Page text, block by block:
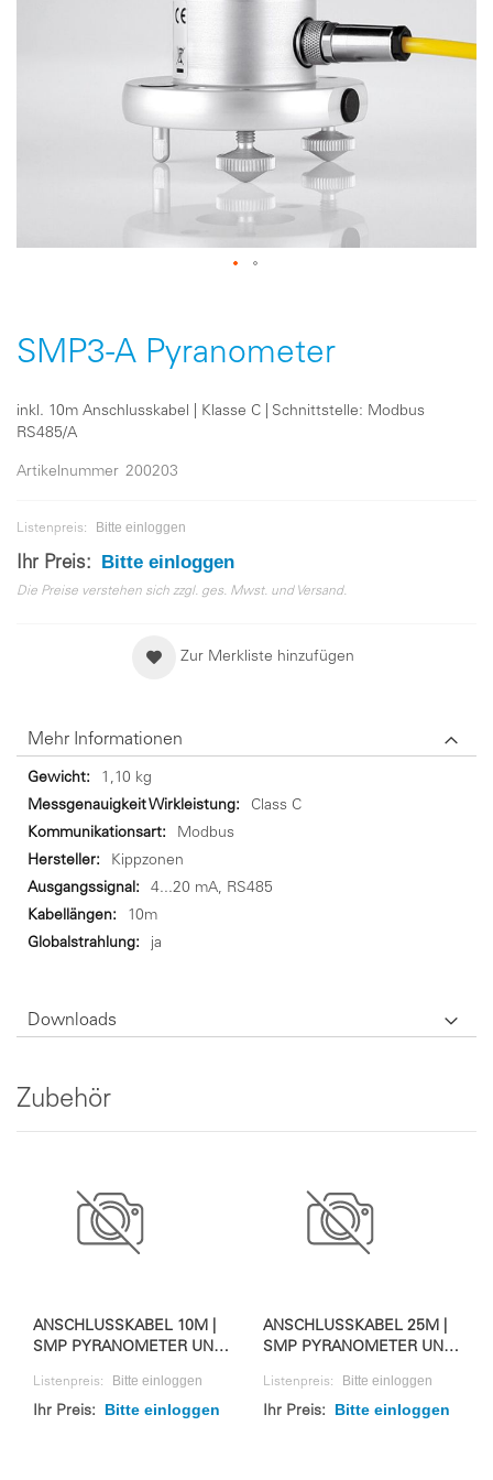
Bildergalerie
SMP3-A Pyranometer
inkl. 10m Anschlusskabel | Klasse C | Schnittstelle: Modbus
RS485/A
Artikelnummer 200203
Listenpreis: Bitte einloggen
Ihr Preis: Bitte einloggen
Die Preise verstehen sich zzgl. ges. Mwst. und Versand.
Zur Merkliste hinzufügen
Mehr Informationen
Mehr
Informationen
1,10 kg
Class C
Modbus
Kippzonen
4...20 mA, RS485
10m
ja
Downloads
Zubehör
ANSCHLUSSKABEL 10M |
SMP PYRANOMETER UND
Listenpreis: Bitte einloggen
Ihr Preis: Bitte einloggen
ANSCHLUSSKABEL 25M |
SMP PYRANOMETER UND
Listenpreis: Bitte einloggen
Ihr Preis: Bitte einloggen